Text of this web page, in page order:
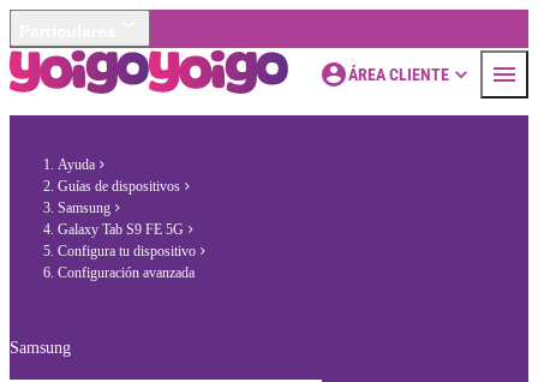
ÁREA CLIENTE
Ayuda
Guías de dispositivos
Samsung
Galaxy Tab S9 FE 5G
Configura tu dispositivo
Configuración avanzada
Samsung